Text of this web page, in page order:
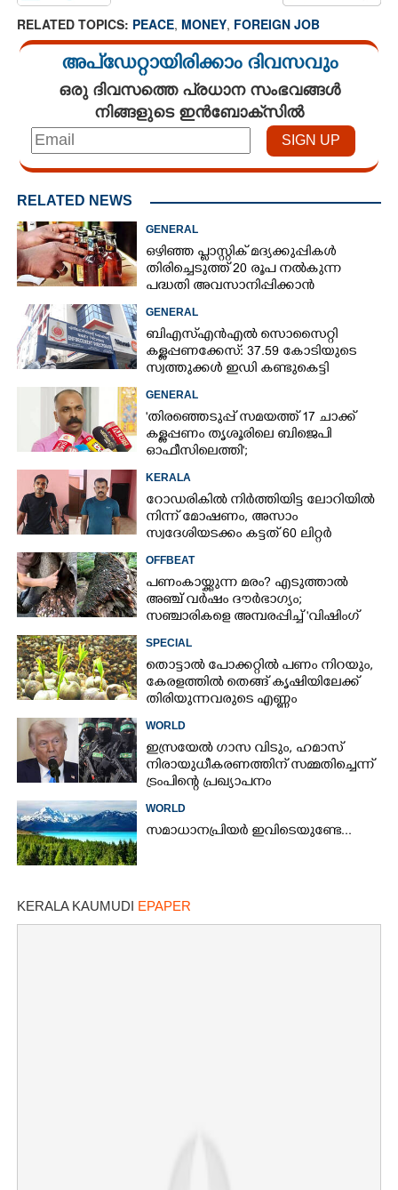
RELATED TOPICS: PEACE, MONEY, FOREIGN JOB
അപ്ഡേറ്റായിരിക്കാം ദിവസവും
ഒരു ദിവസത്തെ പ്രധാന സംഭവങ്ങൾ
നിങ്ങളുടെ ഇൻബോക്സിൽ
RELATED NEWS
GENERAL
ഒഴിഞ്ഞ പ്ളാസ്റ്റിക് മദ്യക്കുപ്പികൾ
തിരിച്ചെടുത്ത് 20 രൂപ നൽകുന്ന
പദ്ധതി അവസാനിപ്പിക്കാൻ
ബുദ്ധിമുട്ടുകൾ
GENERAL
ബിഎസ്എൻഎൽ സൊസൈറ്റി
കള്ളപ്പണക്കേസ്: 37.59 കോടിയുടെ
സ്വത്തുക്കൾ ഇഡി കണ്ടുകെട്ടി
GENERAL
'തിരഞ്ഞെടുപ്പ് സമയത്ത് 17 ചാക്ക്
കള്ളപ്പണം തൃശൂരിലെ ബിജെപി
ഓഫീസിലെത്തി';
സെക്രട്ടറി
KERALA
റോഡരികിൽ നിർത്തിയിട്ട ലോറിയിൽ
നിന്ന് മോഷണം, അസാം
സ്വദേശിയടക്കം കട്ടത് 60 ലിറ്റർ
OFFBEAT
പണം കായ്ക്കുന്ന മരം?​ എടുത്താൽ
അഞ്ച് വർഷം ദൗർഭാഗ്യം;
സഞ്ചാരികളെ അമ്പരപ്പിച്ച് 'വിഷിംഗ്
SPECIAL
തൊട്ടാല്‍ പോക്കറ്റില്‍ പണം നിറയും,
കേരളത്തില്‍ തെങ്ങ് കൃഷിയിലേക്ക്
തിരിയുന്നവരുടെ എണ്ണം
WORLD
ഇസ്രയേൽ ഗാസ വിടും, ഹമാസ്
നിരായുധീകരണത്തിന് സമ്മതിച്ചെന്ന്
ട്രംപിന്റെ പ്രഖ്യാപനം
WORLD
സമാധാനപ്രിയർ ഇവിടെയുണ്ടേ...
KERALA KAUMUDI EPAPER
Share this link
Copy Link